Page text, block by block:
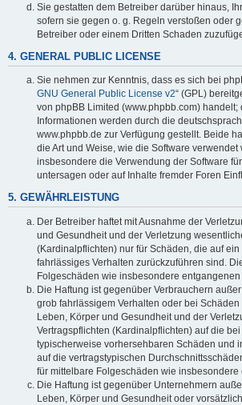
Sie gestatten dem Betreiber darüber hinaus,
sofern sie gegen o. g. Regeln verstoßen oder
Betreiber oder einem Dritten Schaden
4. GENERAL PUBLIC LICENSE
Sie nehmen zur Kenntnis, dass es sich bei
GNU General Public License v2“ (GPL)
von phpBB Limited (www.phpbb.com) handelt;
Informationen werden durch die
www.phpbb.de zur Verfügung gestellt. Beide
die Art und Weise, wie die Software verwendet
insbesondere die Verwendung der Software
untersagen oder auf Inhalte fremder Foren
5. GEWÄHRLEISTUNG
Der Betreiber haftet mit Ausnahme der
und Gesundheit und der Verletzung
(Kardinalpflichten) nur für Schäden, die auf
fahrlässiges Verhalten zurückzuführen sind.
Folgeschäden wie insbesondere entgangenen
Die Haftung ist gegenüber Verbrauchern
grob fahrlässigem Verhalten oder bei
Leben, Körper und Gesundheit und der
Vertragspflichten (Kardinalpflichten) auf die
typischerweise vorhersehbaren Schäden und
auf die vertragstypischen
für mittelbare Folgeschäden wie insbesondere
Die Haftung ist gegenüber Unternehmern
Leben, Körper und Gesundheit oder